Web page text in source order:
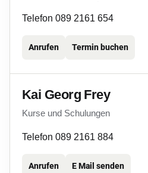
Telefon 089 2161 654
Anrufen Termin buchen
Kai Georg Frey
Kurse und Schulungen
Telefon 089 2161 884
Anrufen E Mail senden